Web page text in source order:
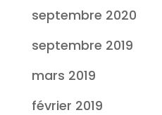
septembre 2020
septembre 2019
mars 2019
février 2019